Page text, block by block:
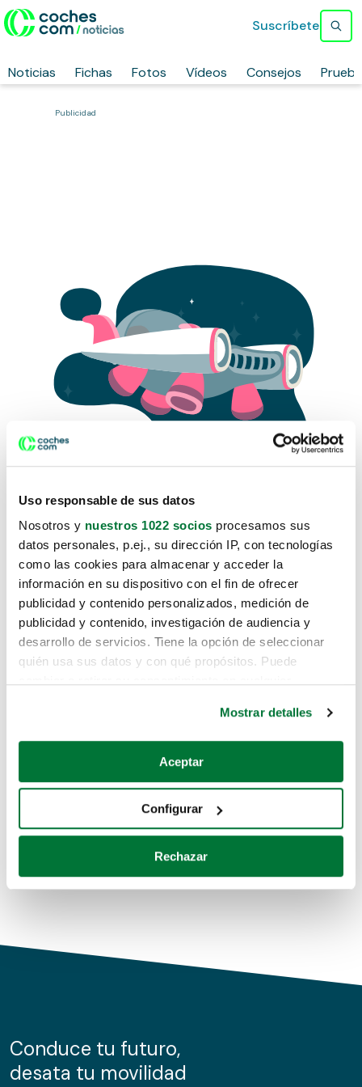
Uso responsable de sus datos
Nosotros y nuestros 1022 socios procesamos sus
datos personales, p.ej., su dirección IP, con tecnologías
como las cookies para almacenar y acceder la
información en su dispositivo con el fin de ofrecer
publicidad y contenido personalizados, medición de
publicidad y contenido, investigación de audiencia y
desarrollo de servicios. Tiene la opción de seleccionar
quién usa sus datos y con qué propósitos. Puede
Si lo permite, también quisiéramos:
Recopilar información sobre su ubicación geográfica
Identificar su dispositivo analizándolo activamente
para buscar características específicas (huellas
Obtenga más información sobre cómo se procesan sus
de cookies.
información sobre el uso que haga del sitio web con
nuestros partners de redes sociales, publicidad y análisis
Mostrar detalles
Aceptar
Configurar
Rechazar
Noticias Fichas Fotos Vídeos Consejos
Suscríbete
Publicidad
Lo sentimos, no sabemos como
te hemos traido hasta aquí.
Pero puedes encontrar el coche que estás
buscando en alguno de estos enlaces:
Coches de segunda mano
Coches de km0
Conduce tu futuro,
desata tu movilidad